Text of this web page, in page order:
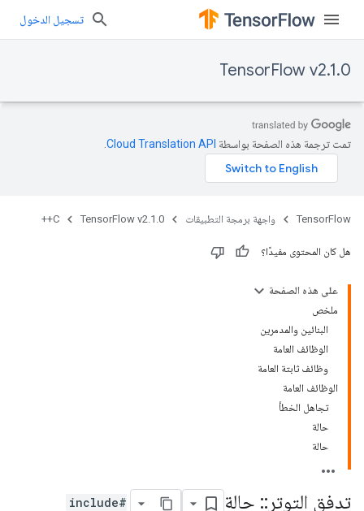
تسجيل الدخول
TensorFlow v2.1.0
تمت ترجمة هذه الصفحة بواسطة Cloud Translation API‏
TensorFlow واجهة برمجة التطبيقات TensorFlow v2.1.0
C++
هل كان المحتوى مفيدًا؟
على هذه الصفحة
ملخص
البنائين والمدمرين
الوظائف العامة
وظائف ثابتة العامة
الوظائف العامة
تجاهل الخطأ
حالة
حالة
تدفق التوتر :: حالة
#include